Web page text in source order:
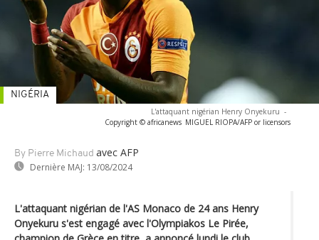
L'attaquant nigérian Henry Onyekuru -
Copyright © africanews MIGUEL RIOPA/AFP or licensors
By Pierre Michaud avec AFP
Dernière MAJ: 13/08/2024
NIGÉRIA
L'attaquant nigérian de l'AS Monaco de 24 ans Henry
Onyekuru s'est engagé avec l'Olympiakos Le Pirée,